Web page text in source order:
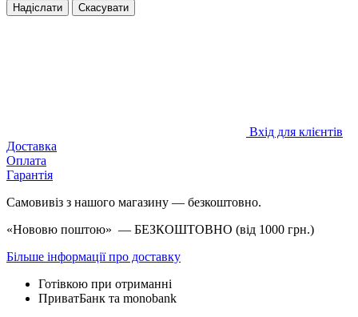
Надіслати Скасувати
Вхід для клієнтів
Доставка
Оплата
Гарантія
Самовивіз з нашого магазину — безкоштовно.
«Нововю поштою» — БЕЗКОШТОВНО (від 1000 грн.)
Більше інформації про доставку
Готівкою при отриманні
ПриватБанк та monobank